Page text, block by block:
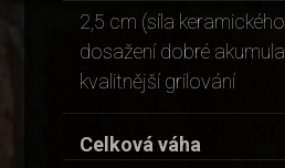
2,5 cm (síla
dosažení dobré
kvalitnější grilování
Celková váha